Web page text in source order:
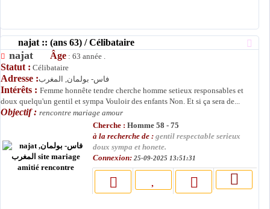
najat :: (ans 63) / Célibataire
najat Âge : 63 année .
Statut : Célibataire
Adresse :فاس- بولمان, المغرب
Intérêts : Femme honnête tendre cherche homme setieux responsables et
doux quelqu'un gentil et sympa Vouloir des enfants Non. Et si ça sera de...
Objectif : rencontre mariage amour
Cherche : Homme 58 - 75
à la recherche de : gentil respectable serieux
doux sympa et honete.
Connexion: 25-09-2025 13:51:31